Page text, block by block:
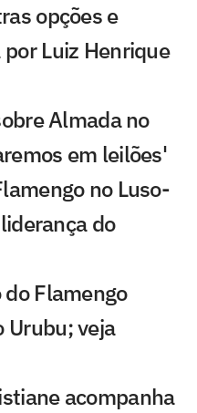
opções e
Luiz Henrique
Almada no
em leilões'
no Luso-
do
Flamengo
Urubu; veja
acompanha